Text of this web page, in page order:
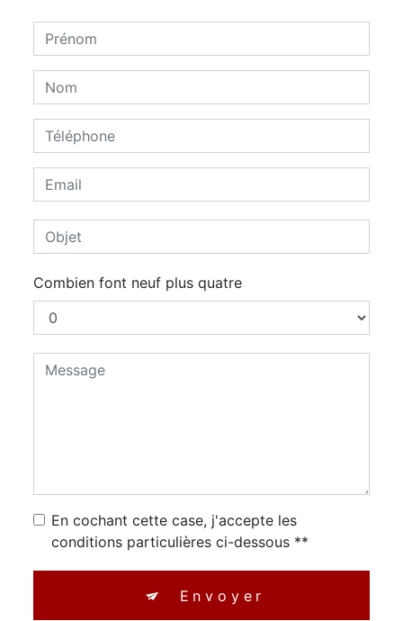
Combien font neuf plus quatre
En cochant cette case, j'accepte les
conditions particulières ci-dessous **
Envoyer